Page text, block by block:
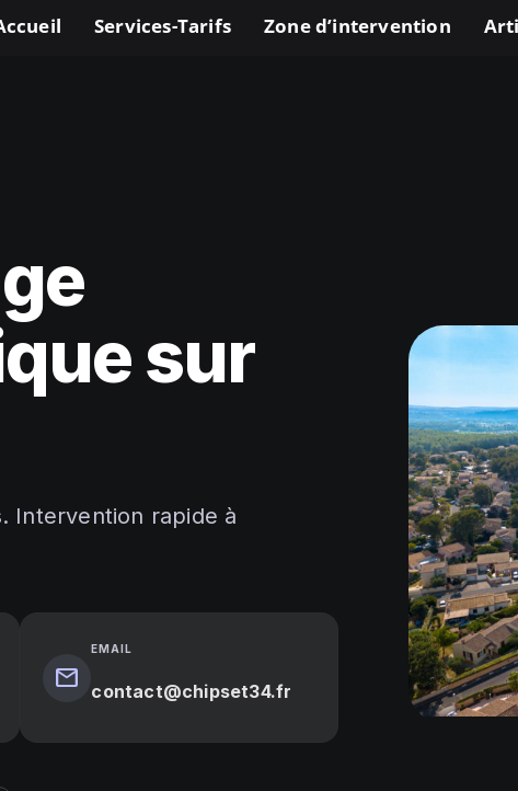
Services-Tarifs Zone d’intervention
sur
Intervention rapide à
mail
EMAIL
contact@chipset34.fr